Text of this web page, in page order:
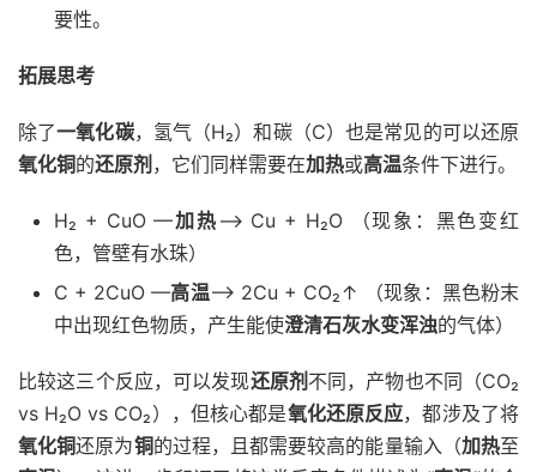
要性。
拓展思考
除了一氧化碳，氢气（H₂）和碳（C）也是常见的可以还原
氧化铜的还原剂 ，它们同样需要在加热或高温条件下进行。
H₂ + CuO —加热–> Cu + H₂O （现象：黑色变红
色，管壁有水珠）
C + 2CuO —高温–> 2Cu + CO₂↑ （现象：黑色粉末
中出现红色物质，产生能使澄清石灰水变浑浊的气体）
比较这三个反应，可以发现还原剂 不同，产物也不同（CO₂
vs H₂O vs CO₂），但核心都是氧化还原反应，都涉及了将
氧化铜还原为铜的过程，且都需要较高的能量输入（加热至